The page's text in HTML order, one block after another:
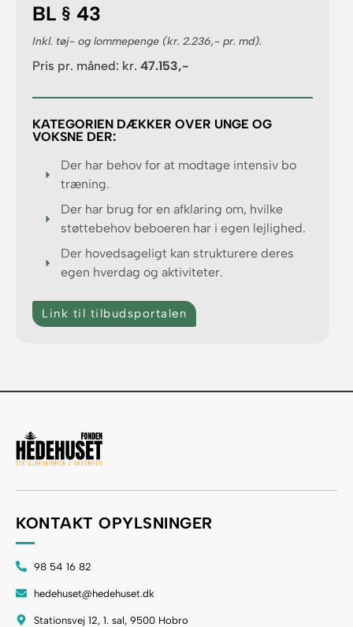
BL § 43
​​​​Inkl. tøj- og lommepenge (kr. 2.236,- pr. md).
​Pris pr. måned: kr. 47.153,-
KATEGORIEN DÆKKER OVER UNGE OG
VOKSNE DER:
Der har behov for at modtage intensiv bo
træning.
Der har brug for en afklaring om, hvilke
støttebehov beboeren har i egen lejlighed.
Der hovedsageligt kan strukturere deres
egen hverdag og aktiviteter.
Link til tilbudsportalen
KONTAKT OPYLSNINGER
98 54 16 82
hedehuset@hedehuset.dk
Stationsvej 12, 1. sal, 9500 Hobro